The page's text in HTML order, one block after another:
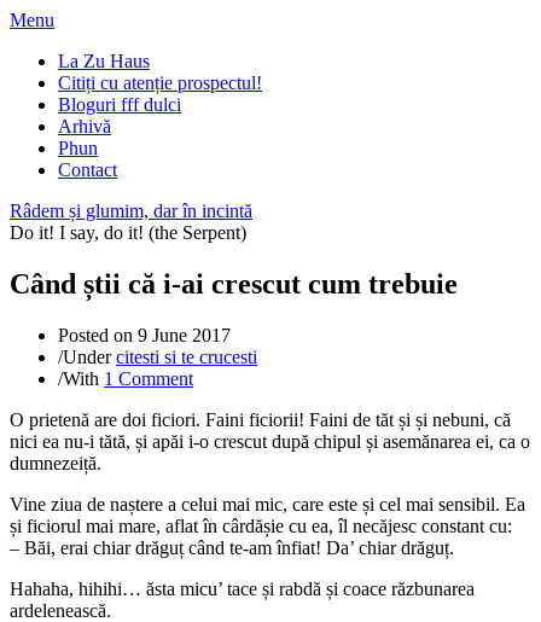
Menu
La Zu Haus
Citiți cu atenție prospectul!
Bloguri fff dulci
Arhivă
Phun
Contact
Râdem și glumim, dar în incintă
Do it! I say, do it! (the Serpent)
Când știi că i-ai crescut cum trebuie
Posted on 9 June 2017
/Undercitesti si te crucesti
/With 1 Comment
O prietenă are doi ficiori. Faini ficiorii! Faini de tăt și și nebuni, că
nici ea nu-i tătă, și apăi i-o crescut după chipul și asemănarea ei, ca o
dumnezeiță.
Vine ziua de naștere a celui mai mic, care este și cel mai sensibil. Ea
și ficiorul mai mare, aflat în cârdășie cu ea, îl necăjesc constant cu:
– Băi, erai chiar drăguț când te-am înfiat! Da’ chiar drăguț.
Hahaha, hihihi… ăsta micu’ tace și rabdă și coace răzbunarea
ardelenească.